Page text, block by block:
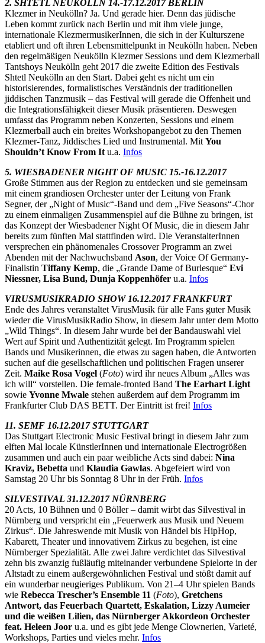
2. SHTETL NEUKÖLLN 14.-17.12.2017 BERLIN
Klezmer in Neukölln? Ja. Und gerade hier. Denn das jüdische
Leben kommt zurück nach Berlin und mit ihm viele junge,
internationale KlezmermusikerInnen, die sich in der Kulturszene
etabliert und oft ihren Lebensmittelpunkt in Neukölln haben. Neben
den regelmäßigen Neukölln Klezmer Sessions und dem Klezmerball
Tantshoys Neukölln geht 2017 die zweite Edition des Festivals
Shtetl Neukölln an den Start. Dabei geht es nicht um ein
historisierendes, formalistisches Verständnis der traditionellen
jiddischen Tanzmusik – das Festival will gerade die Offenheit und
die Integrationsfähigkeit dieser Musik präsentieren. Deswegen
umfasst das Programm neben Konzerten, Sessions und einem
Klezmerball auch ein breites Workshopangebot zu den Themen
Klezmer-Tanz, Jiddisches Lied und Instrumental. Mit You
Shouldn’t Know From It u.a. Infos
5. WIESBADENER NIGHT OF MUSIC 15.-16.12.2017
Große Stimmen aus der Region zu entdecken und sie gemeinsam
mit einem grandiosen Orchester unter der Leitung von Frank
Segner, der „Night of Music“-Band und dem „Five Seasons“-Chor
zu einem einmaligen Zusammenspiel auf die Bühne zu bringen, ist
das Konzept der Wiesbadener Night Of Music, die in diesem Jahr
bereits zum fünften Mal stattfinden wird. Die VeranstalterInnen
versprechen ein phänomenales Crossover Programm an zwei
Abenden mit der Nachwuchsband Ason, der Voice Of Germany-
Finalistin Tiffany Kemp, die „Grande Dame of Burlesque“ Evi
Niessner, Lisa Bund, Dunja Koppenhöfer u.a. Infos
VIRUSMUSIKRADIO SHOW 16.12.2017 FRANKFURT
Ende des Jahres veranstaltet VirusMusik für alle Fans guter Musik
wieder die VirusMusikRadio Show, in diesem Jahr unter dem Motto
„Wild Things“. In diesem Jahr wurde bei der Bandauswahl viel
Wert auf Spirit und Authentizität gelegt. Im Programm spielen
Bands und Musikerinnen, die etwas zu sagen haben, die Antworten
suchen auf die gesellschaftlichen und politischen Fragen unserer
Zeit. Maike Rosa Vogel (Foto) wird ihr neues Album „Alles was
ich will“ vorstellen. Die female-fronted Band The Earhart Light
sowie Yvonne Mwale stehen außerdem auf dem Programm im
Frankfurter Club DAS BETT. Der Eintritt ist frei! Infos
11. SEMF 16.12.2017 STUTTGART
Das Stuttgart Electronic Music Festival bringt in diesem Jahr zum
elften Mal locale KünstlerInnen und internationale Electrogrößen
zusammen und auch ein paar weibliche Acts sind dabei: Nina
Kraviz, Bebetta und Klaudia Gawlas. Abgefeiert wird von
Samstag 20 Uhr bis Sonntag 8 Uhr in der Früh. Infos
SILVESTIVAL 31.12.2017 NÜRNBERG
20 Acts, 10 Bühnen und 0 Böller – damit wirbt das Silvestival in
Nürnberg und verspricht ein „Feuerwerk aus Musik und Neuem
Zirkus“. Die Jahreswende mit Musik von Händel bis HipHop,
Kabarett, Theater und innovativem Zirkus zu begehen, ist eine
Nürnberger Spezialität. Alle zwei Jahre verdichtet das Silvestival
zehn bis zwanzig fußläufig miteinander verbundene Spielorte in der
Altstadt zu einem außergewöhnlichen Festival und stößt damit auf
ein wunderbar neugieriges Publikum. Von 21–4 Uhr spielen Bands
wie Rebecca Trescher’s Ensemble 11 (Foto), Gretchens
Antwort, das Feuerbach Quartett, Eskalation, Lizzy Aumeier
und die weißen Lilien, das Nürnberger Akkordeon Orchester
feat. Heleen Joor u.a. und es gibt jede Menge Clownerien, Varieté,
Workshops, Parties und vieles mehr. Infos